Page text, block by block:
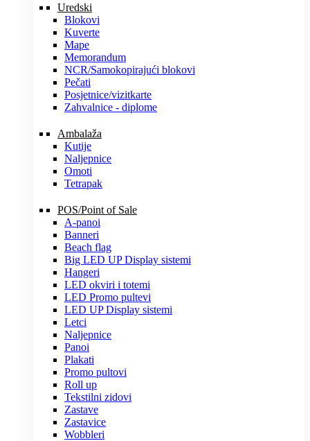
Uredski
Blokovi
Kuverte
Mape
Memorandum
NCR/Samokopirajući blokovi
Pečati
Posjetnice/vizitkarte
Zahvalnice - diplome
Ambalaža
Kutije
Naljepnice
Omoti
Tetrapak
POS/Point of Sale
A-panoi
Banneri
Beach flag
Big LED UP Display sistemi
Hangeri
LED okviri i totemi
LED Promo pultevi
LED UP Display sistemi
Letci
Naljepnice
Panoi
Plakati
Promo pultovi
Roll up
Tekstilni zidovi
Zastave
Zastavice
Wobbleri